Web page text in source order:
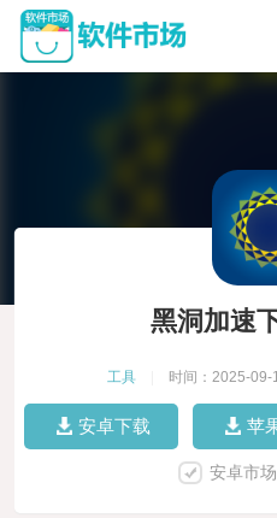
黑洞加速
工具 时间：2025-09-
安卓下载 苹
安卓市